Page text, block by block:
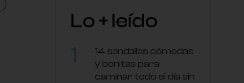
Lo + leído
14 sandalias cómodas
y bonitas para
caminar todo el día sin